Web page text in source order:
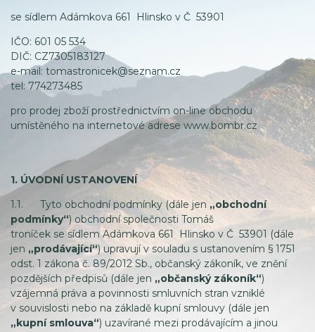
se sídlem Adámkova 661 Hlinsko v Č 53901
IČO: 601 05 534
DIČ: CZ7305183127
e-mail: tomastronicek@seznam.cz
tel: 774273485
pro prodej zboží prostřednictvím on-line obchodu
umístěného na internetové adrese www.bombr.cz
1. ÚVODNÍ USTANOVENÍ
1.1. Tyto obchodní podmínky (dále jen „obchodní
podmínky“) obchodní společnosti Tomáš
troníček se sídlem Adámkova 661 Hlinsko v Č 53901 (dále
jen „prodávající“) upravují v souladu s ustanovením § 1751
odst. 1 zákona č. 89/2012 Sb., občanský zákoník, ve znění
pozdějších předpisů (dále jen „občanský zákoník“)
vzájemná práva a povinnosti smluvních stran vzniklé
v souvislosti nebo na základě kupní smlouvy (dále jen
„kupní smlouva“) uzavírané mezi prodávajícím a jinou